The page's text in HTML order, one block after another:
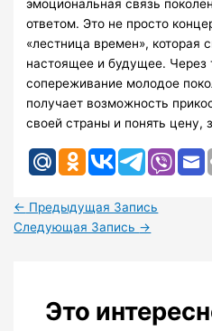
эмоциональная связь
ответом. Это не просто
«лестница времен», которая
настоящее и будущее. Через
сопереживание молодое
получает возможность
своей страны и понять цену,
← Предыдущая Запись
Следующая Запись →
Это